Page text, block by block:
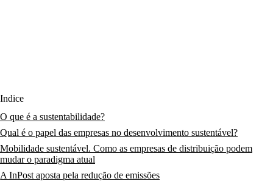
Índice
O que é a sustentabilidade?
Qual é o papel das empresas no desenvolvimento sustentável?
Mobilidade sustentável. Como as empresas de distribuição podem
mudar o paradigma atual
A InPost aposta pela redução de emissões